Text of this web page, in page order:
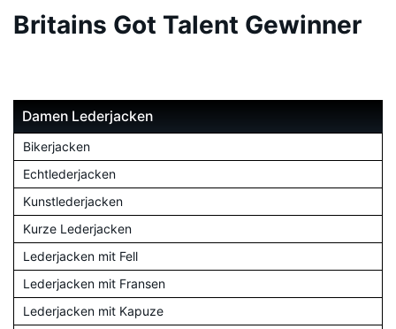
Britains Got Talent Gewinner
Damen Lederjacken
Bikerjacken
Echtlederjacken
Kunstlederjacken
Kurze Lederjacken
Lederjacken mit Fell
Lederjacken mit Fransen
Lederjacken mit Kapuze